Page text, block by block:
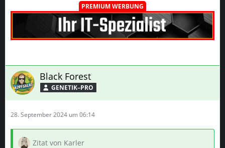
PREMIUM WERBUNG
Black Forest
GENETIK–PRO
28. September 2024 um 06:14
Zitat von Karler